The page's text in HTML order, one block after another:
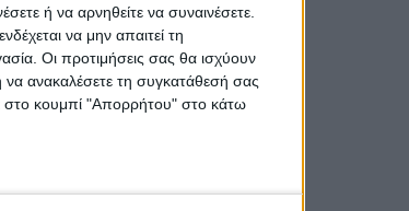
ή να αρνηθείτε να συναινέσετε.
να μην απαιτεί τη
Οι προτιμήσεις σας θα ισχύουν
να ανακαλέσετε τη συγκατάθεσή σας
στο κουμπί "Απορρήτου" στο κάτω